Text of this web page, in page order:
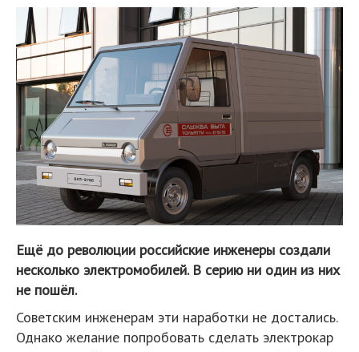
Ещё до революции российские инженеры создали
несколько электромобилей. В серию ни один из них
не пошёл.
Советским инженерам эти наработки не достались.
Однако желание попробовать сделать электрокар